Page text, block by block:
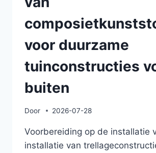
voor duurzame
tuinconstructies
buiten
Door 2026-07-28
Voorbereiding op de installatie
installatie van